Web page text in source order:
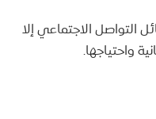
التواصل الاجتماعي إلا
واحتياجها.